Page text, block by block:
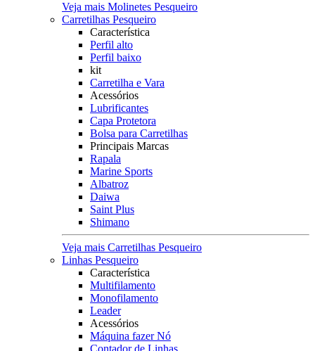
Veja mais Molinetes Pesqueiro
Carretilhas Pesqueiro
Característica
Perfil alto
Perfil baixo
kit
Carretilha e Vara
Acessórios
Lubrificantes
Capa Protetora
Bolsa para Carretilhas
Principais Marcas
Rapala
Marine Sports
Albatroz
Daiwa
Saint Plus
Shimano
Veja mais Carretilhas Pesqueiro
Linhas Pesqueiro
Característica
Multifilamento
Monofilamento
Leader
Acessórios
Máquina fazer Nó
Contador de Linhas